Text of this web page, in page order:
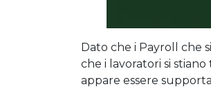
Dato che i Payroll che
che i lavoratori si
appare essere